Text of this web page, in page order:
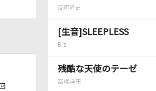
反町隆史
[生音]SLEEPLESS
B'z
残酷な天使のテーゼ
高橋洋子
回